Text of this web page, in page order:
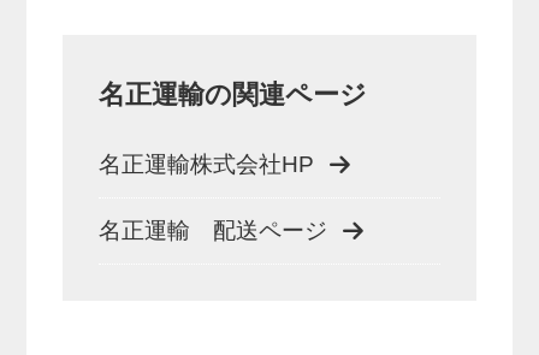
名正運輸の関連ページ
名正運輸株式会社HP
名正運輸 配送ページ